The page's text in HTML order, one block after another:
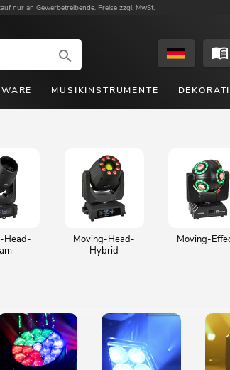
nur an Gewerbetreibende. Preise zzgl. MwSt.
MUSIKINSTRUMENTE
Head-
Moving-Head-
Hybrid
Moving-